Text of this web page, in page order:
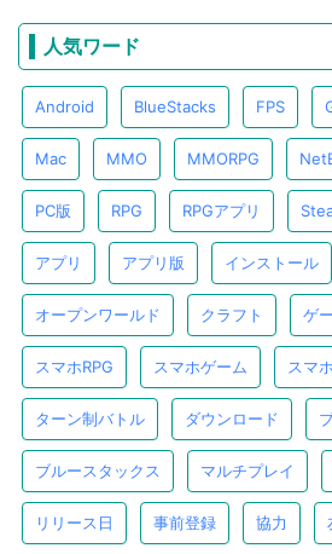
人気ワード
Android BlueStacks FPS
Mac MMO MMORPG
PC版 RPG RPGアプリ
アプリ アプリ版 インストール
オープンワールド クラフト ゲ
スマホRPG スマホゲーム スマ
ターン制バトル ダウンロード
ブルースタックス マルチプレイ
リリース日 事前登録 協力